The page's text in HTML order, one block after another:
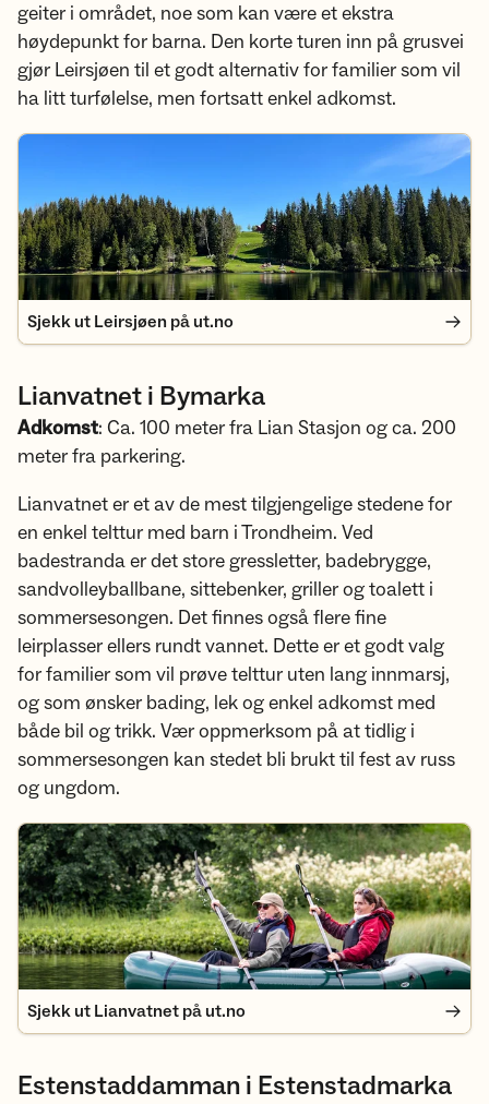
geiter i området, noe som kan være et ekstra
høydepunkt for barna. Den korte turen inn på grusvei
gjør Leirsjøen til et godt alternativ for familier som vil
ha litt turfølelse, men fortsatt enkel adkomst.
Sjekk ut Leirsjøen på ut.no
Sjekk ut Leirsjøen på ut.no
Lianvatnet i Bymarka
Adkomst: Ca. 100 meter fra Lian Stasjon og ca. 200
meter fra parkering.
Lianvatnet er et av de mest tilgjengelige stedene for
en enkel telttur med barn i Trondheim. Ved
badestranda er det store gressletter, badebrygge,
sandvolleyballbane, sittebenker, griller og toalett i
sommersesongen. Det finnes også flere fine
leirplasser ellers rundt vannet. Dette er et godt valg
for familier som vil prøve telttur uten lang innmarsj,
og som ønsker bading, lek og enkel adkomst med
både bil og trikk. Vær oppmerksom på at tidlig i
sommersesongen kan stedet bli brukt til fest av russ
og ungdom.
Sjekk ut Lianvatnet på ut.no
Sjekk ut Lianvatnet på ut.no
Estenstaddamman i Estenstadmarka